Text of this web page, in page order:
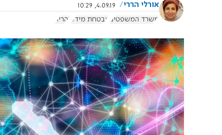
אורלי הררי
4.09.19, 10:29
משרד המשפטים אבטחת מידע נהריה